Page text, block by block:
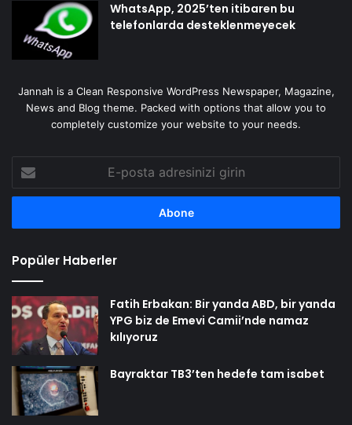
WhatsApp, 2025’ten itibaren bu
telefonlarda desteklenmeyecek
Jannah is a Clean Responsive WordPress Newspaper, Magazine,
News and Blog theme. Packed with options that allow you to
completely customize your website to your needs.
posta
adresinizi
Popüler Haberler
Fatih Erbakan: Bir yanda ABD, bir yanda
YPG biz de Emevi Camii’nde namaz
kılıyoruz
Bayraktar TB3’ten hedefe tam isabet